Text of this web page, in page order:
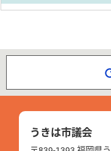
うきは市議会